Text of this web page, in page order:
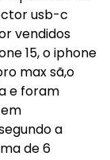
usb-c
vendidos
15, o iphone
max sã,o
e foram
a
de 6